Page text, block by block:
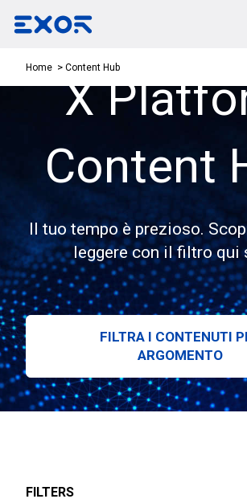
Home Content Hub
X
Content
Il tuo tempo è prezioso.
leggere con il filtro qui
FILTRA I CONTENUTI
ARGOMENTO
FILTERS